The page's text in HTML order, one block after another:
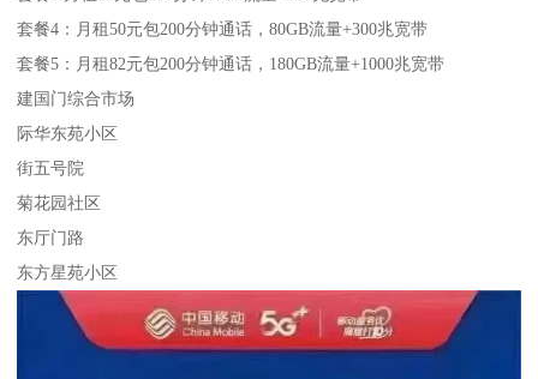
套餐4：月租50元包200分钟通话，80GB流量+300兆宽带
套餐5：月租82元包200分钟通话，180GB流量+1000兆宽带
建国门综合市场
际华东苑小区
街五号院
菊花园社区
东厅门路
东方星苑小区